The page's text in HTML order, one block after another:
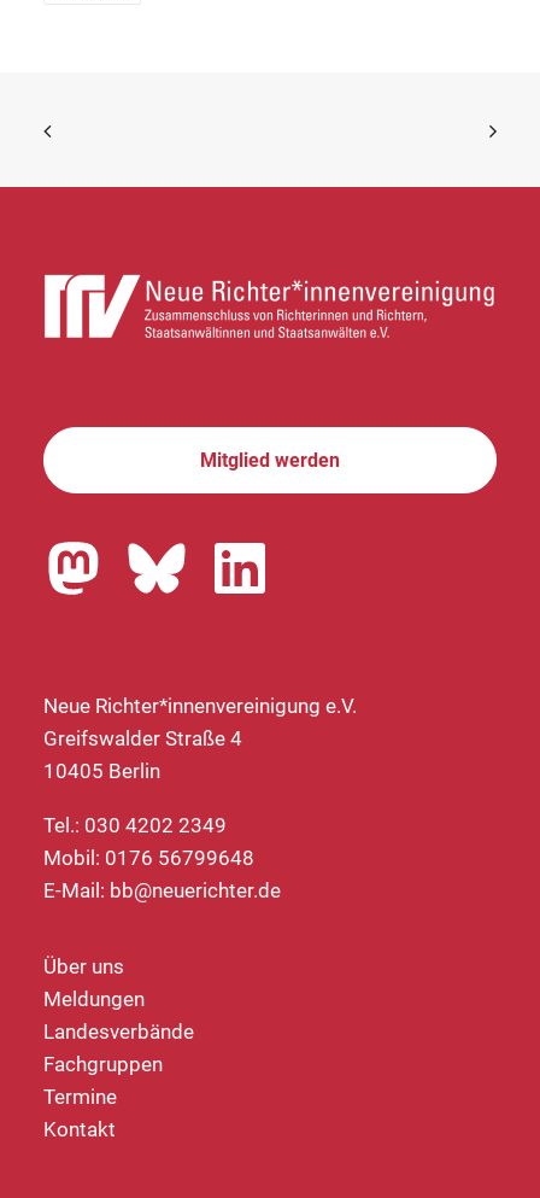
Mitglied werden
Neue Richter*innenvereinigung e.V.
Greifswalder Straße 4
10405 Berlin
Tel.: 030 4202 2349
Mobil: 0176 56799648
E-Mail: bb@neuerichter.de
Über uns
Meldungen
Landesverbände
Fachgruppen
Termine
Kontakt